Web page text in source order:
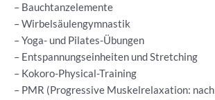
– Bauchtanzelemente
– ⁠Wirbelsäulengymnastik
– ⁠Yoga- und Pilates-Übungen
– ⁠Entspannungseinheiten und Stretching
– ⁠Kokoro-Physical-Training
– ⁠PMR (Progressive Muskelrelaxation: nach